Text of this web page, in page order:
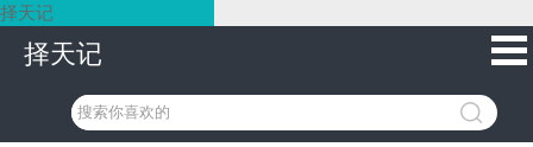
择天记
择天记